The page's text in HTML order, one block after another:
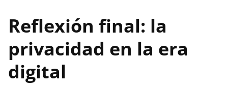
Reflexión final: la
privacidad en la era
digital